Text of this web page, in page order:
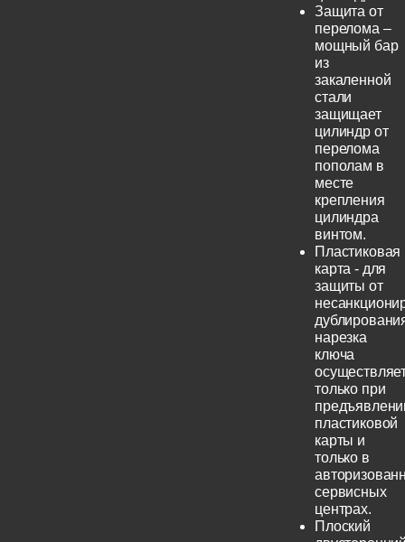
Защита от
перелома –
мощный бар
из
закаленной
стали
защищает
цилиндр от
перелома
пополам в
месте
крепления
цилиндра
винтом.
Пластиковая
карта - для
защиты от
нарезка
ключа
только при
пластиковой
карты и
только в
сервисных
центрах.
Плоский